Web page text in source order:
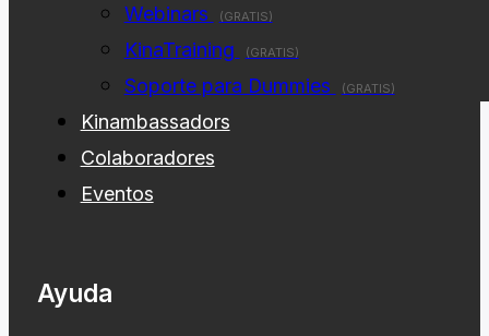
Webinars (GRATIS)
KinaTraining (GRATIS)
Soporte para Dummies (GRATIS)
Kinambassadors
Colaboradores
Eventos
Ayuda